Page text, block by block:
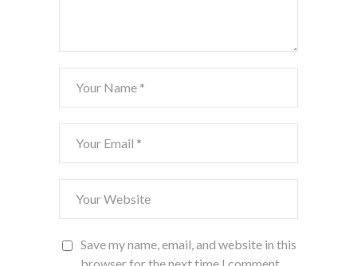
Save my name, email, and website in this